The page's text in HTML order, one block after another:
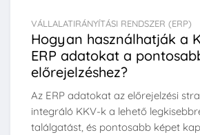
VÁLLALATIRÁNYÍTÁSI RENDSZER (ERP)
Hogyan használhatják a
ERP adatokat a
előrejelzéshez?
Az ERP adatokat az előrejelzési
integráló KKV-k a lehető
találgatást, és pontosabb képet